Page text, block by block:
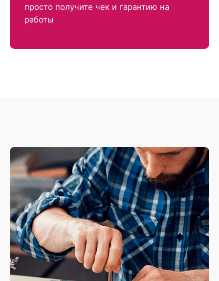
просто получите чек и гарантию на
работы